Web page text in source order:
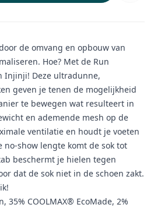
de omvang en opbouw van
Hoe? Met de Run
Injinji! Deze ultradunne,
geven je tenen de mogelijkheid
te bewegen wat resulteert in
en ademende mesh op de
ventilatie en houdt je voeten
no-show lengte komt de sok tot
beschermt je hielen tegen
dat de sok niet in de schoen zakt.
35% COOLMAX® EcoMade, 2%